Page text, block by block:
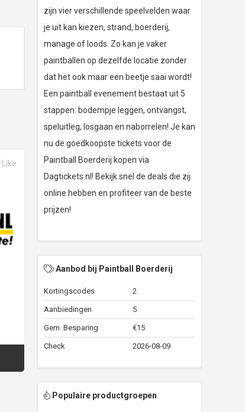
Like
zijn vier verschillende speelvelden waar
je uit kan kiezen, strand, boerderij,
manage of loods. Zo kan je vaker
paintballen op dezelfde locatie zonder
dat het ook maar een beetje saai wordt!
Een paintball evenement bestaat uit 5
stappen: bodempje leggen, ontvangst,
speluitleg, losgaan en naborrelen! Je kan
nu de goedkoopste tickets voor de
Paintball Boerderij kopen via
Dagtickets.nl! Bekijk snel de deals die zij
online hebben en profiteer van de beste
prijzen!
Aanbod bij Paintball Boerderij
Kortingscodes 2
Aanbiedingen 5
Gem. Besparing €15
Check 2026-08-09
Populaire productgroepen